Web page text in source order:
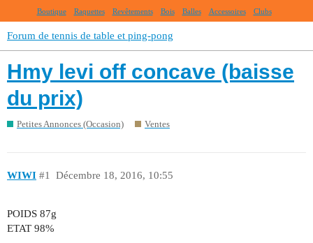
Boutique Raquettes Revêtements Bois Balles Accessoires Clubs
Forum de tennis de table et ping-pong
Hmy levi off concave (baisse
du prix)
Petites Annonces (Occasion) Ventes
WIWI Décembre 18, 2016, 10:55
#1
POIDS 87g
ETAT 98%